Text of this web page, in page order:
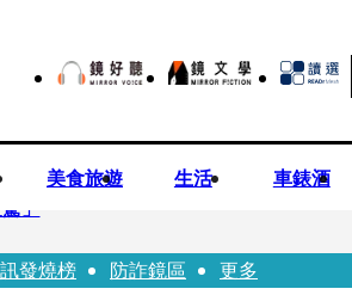
美食旅遊 生活 車錶酒
」
林亭莉熱血狂奔殺青淚崩
發燒榜 防詐鏡區 更多